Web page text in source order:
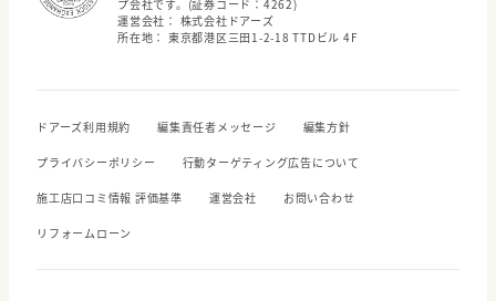
プ会社です。(証券コード：4262)
運営会社： 株式会社ドアーズ
所在地： 東京都港区三田1-2-18 TTDビル 4F
ドアーズ利用規約 編集責任者メッセージ 編集方針
プライバシーポリシー 行動ターゲティング広告について
施工店口コミ情報 評価基準 運営会社 お問い合わせ
リフォームローン